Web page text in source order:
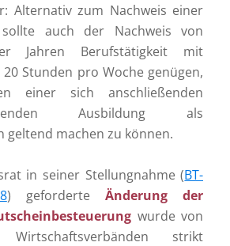
Alternativ zum Nachweis einer
sollte auch der Nachweis von
Jahren Berufstätigkeit mit
Stunden pro Woche genügen,
einer sich anschließenden
Ausbildung als
geltend machen zu können.
in seiner Stellungnahme (BT-
) geforderte
Änderung der
wurde von
strikt